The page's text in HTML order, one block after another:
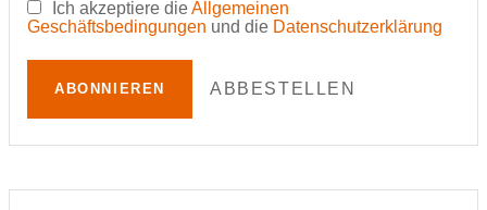
Ich akzeptiere dieAllgemeinen
Geschäftsbedingungen und die Datenschutzerklärung
ABONNIEREN ABBESTELLEN